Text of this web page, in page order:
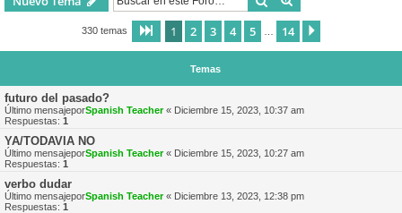
330 temas Página de 14
1 2 3 4 5 14
Temas
futuro del pasado?
Último mensajeporSpanish Teacher« Diciembre 15, 2023, 10:37 am
Respuestas: 1
YA/TODAVIA NO
Último mensajeporSpanish Teacher« Diciembre 15, 2023, 10:27 am
Respuestas: 1
verbo dudar
Último mensajeporSpanish Teacher« Diciembre 13, 2023, 12:38 pm
Respuestas: 1